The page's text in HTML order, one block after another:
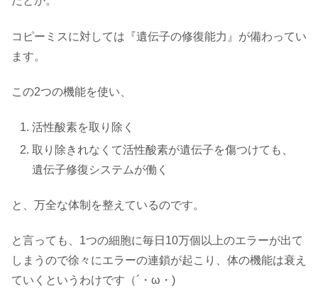
コピーミスに対しては『遺伝子の修復能力』が備わってい
ます。
この2つの機能を使い、
活性酸素を取り除く
取り除きれなくて活性酸素が遺伝子を傷つけても、
遺伝子修復システムが働く
と、万全な体制を整えているのです。
と言っても、1つの細胞に毎日10万個以上のエラーが出て
しまうので徐々にエラーの連鎖が起こり、体の機能は衰え
ていくというわけです（´・ω・)